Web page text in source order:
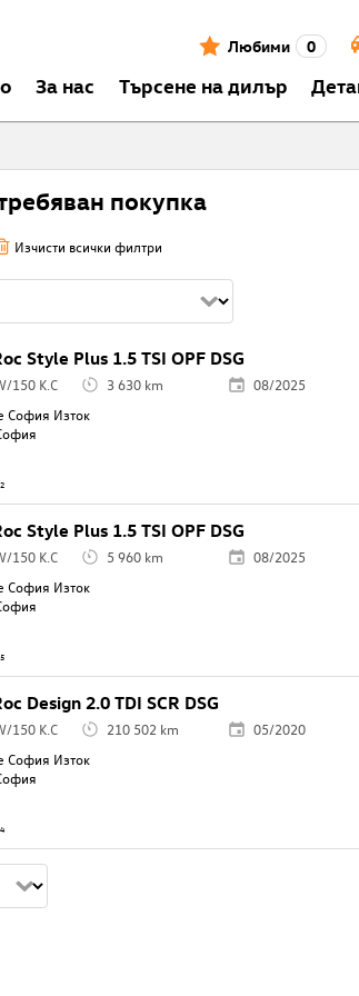
Любими 0
За нас Търсене на дилър
покупка
Изчисти всички филтри
Style Plus 1.5 TSI OPF DSG
150 K.C 3 630 km
08/2025
София Изток
Style Plus 1.5 TSI OPF DSG
150 K.C 5 960 km
08/2025
София Изток
Design 2.0 TDI SCR DSG
150 K.C 210 502 km
05/2020
София Изток